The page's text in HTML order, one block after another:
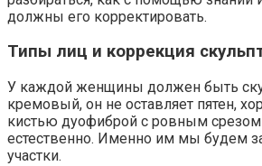
должны его корректировать.
Типы лиц и коррекция
У каждой женщины должен быть
кремовый, он не оставляет пятен,
кистью дуофиброй с ровным
естественно. Именно им мы будем
участки.